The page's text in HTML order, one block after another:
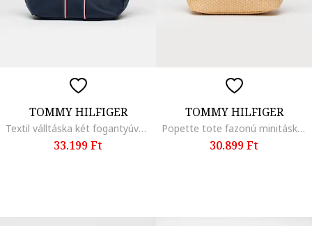
TOMMY HILFIGER
Textil válltáska két fogantyúval, Piros/Fehér/Tengerészkék
33.199 Ft
TOMMY HILFIGER
Popette tote fazonú minitáska, Barna/Bézs
30.899 Ft